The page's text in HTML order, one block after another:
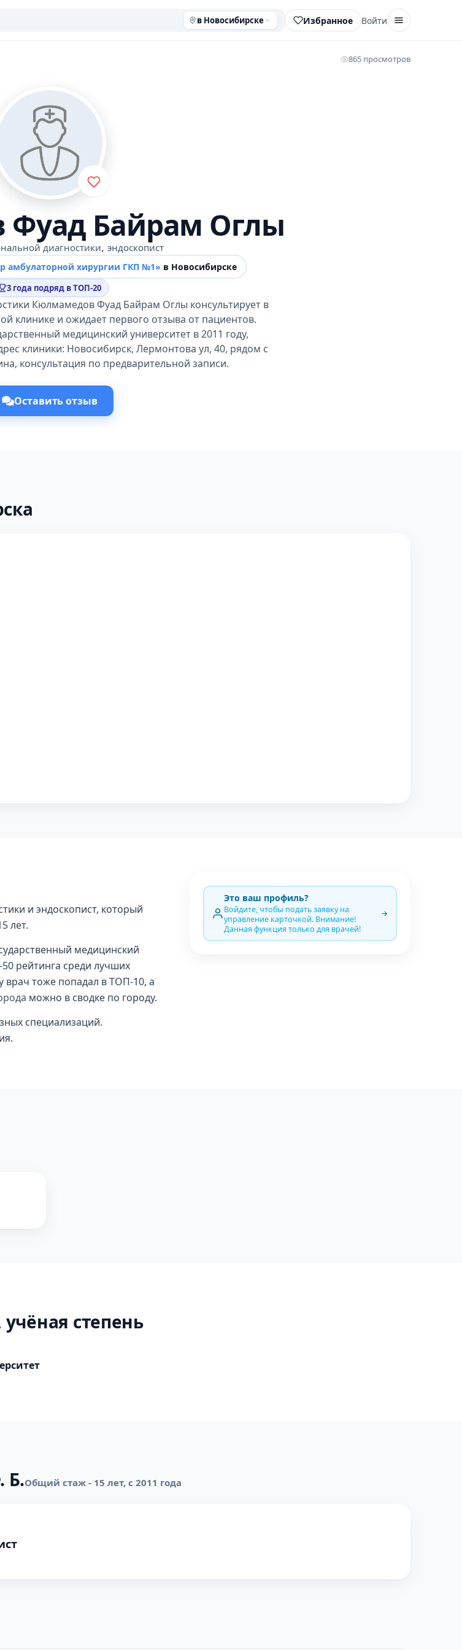
в Новосибирске Избранное Войти
865 просмотров
Байрам Оглы
диагностики, эндоскопист
амбулаторной хирургии ГКП №1» в Новосибирске
3 года подряд в ТОП-20
Кюлмамедов Фуад Байрам Оглы консультирует в
клинике и ожидает первого отзыва от пациентов.
медицинский университет в 2011 году,
клиники: Новосибирск, Лермонтова ул, 40, рядом с
консультация по предварительной записи.
Оставить отзыв
и эндоскопист, который
лет.
медицинский
рейтинга среди лучших
врач тоже попадал в ТОП-10, а
можно в сводке по городу.
специализаций.
Это ваш профиль?
Войдите, чтобы подать заявку на
управление карточкой. Внимание!
Данная функция только для врачей!
степень
Б.Общий стаж - 15 лет, с 2011 года